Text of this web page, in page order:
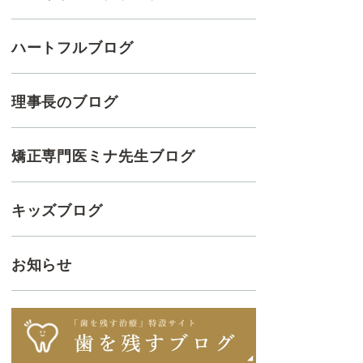
ハートフルブログ
理事長のブログ
矯正専門医ミナ先生ブログ
キッズブログ
お知らせ